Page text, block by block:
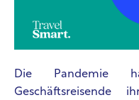
Die Pandemie
Geschäftsreisende